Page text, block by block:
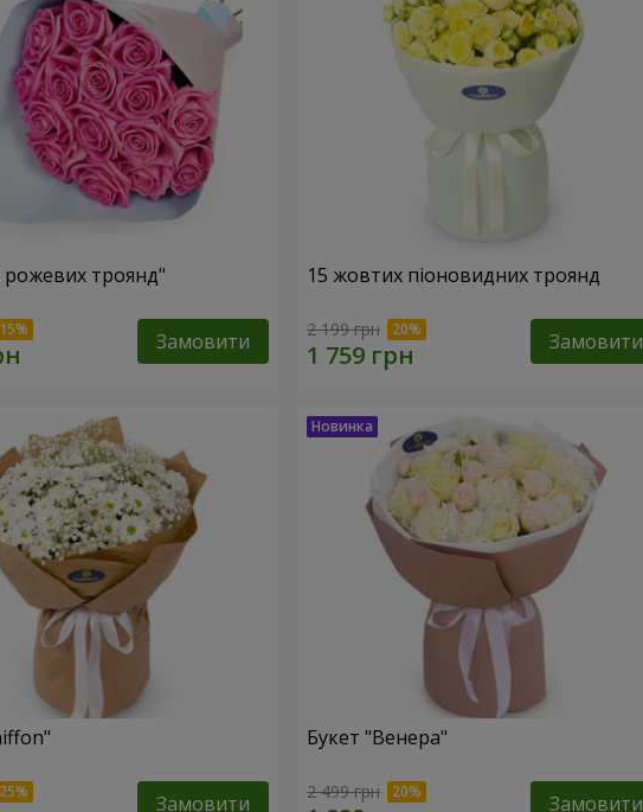
рожевих троянд"
Замовити
15 жовтих піоновидних троянд
2 199 грн Замовити
Замовити
Букет "Венера"
2 499 грн Замовити